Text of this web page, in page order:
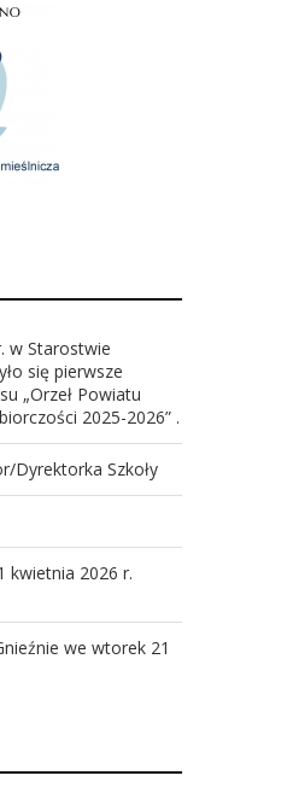
w Starostwie
się pierwsze
„Orzeł Powiatu
2025-2026” .
Dyrektorka Szkoły
kwietnia 2026 r.
we wtorek 21